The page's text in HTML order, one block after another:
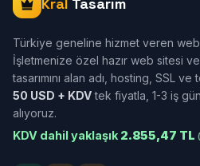
Türkiye geneline hizmet veren web
İşletmenize özel hazır web sitesi
tasarımını alan adı, hosting, SSL ve
50 USD + KDVtek fiyatla, 1-3 iş
alıyoruz.
KDV dahil yaklaşık 2.855,47 TL